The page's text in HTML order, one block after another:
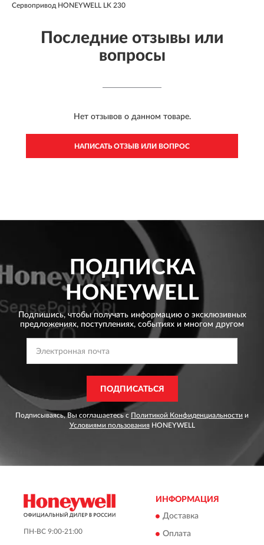
Сервопривод HONEYWELL LK 230
Последние отзывы или
вопросы
Нет отзывов о данном товаре.
НАПИСАТЬ ОТЗЫВ ИЛИ ВОПРОС
ПОДПИСКА
HONEYWELL
Подпишись, чтобы получать информацию о эксклюзивных
предложениях, поступлениях, событиях и многом другом
ПОДПИСАТЬСЯ
Подписываясь, Вы соглашаетесь с Политикой Конфиденциальности и
Условиями пользованияHONEYWELL
ПН-ВС 9:00-21:00
ИНФОРМАЦИЯ
Доставка
Оплата